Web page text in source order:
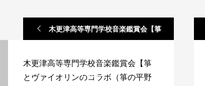
木更津高等専門学校音楽鑑賞会【箏
さんと）】
木更津高等専門学校音楽鑑賞会【箏
とヴァイオリンのコラボ（箏の平野